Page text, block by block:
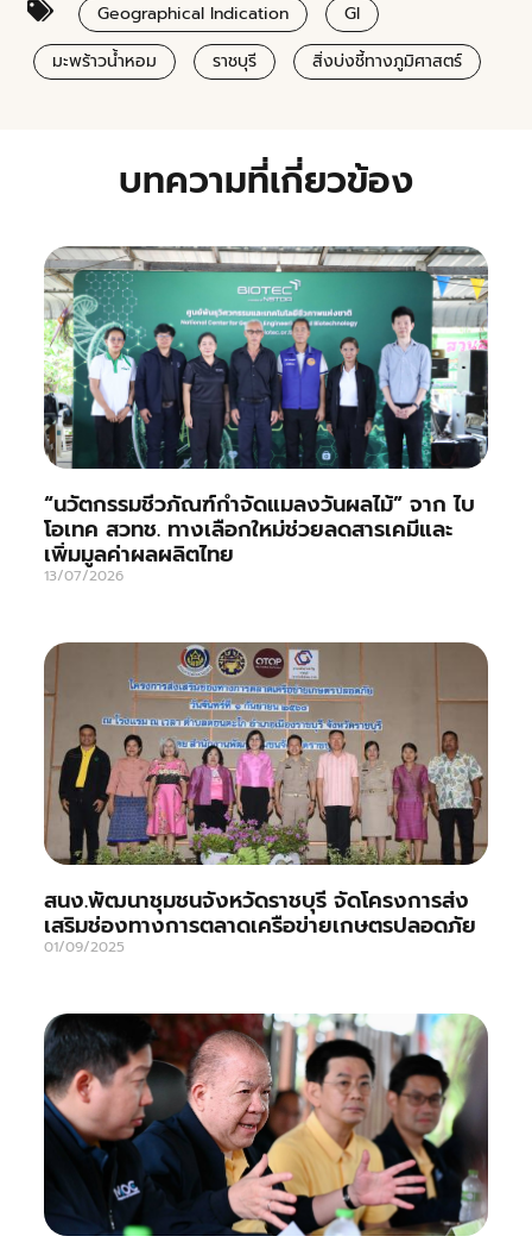
Geographical Indication
GI
มะพร้าวน้ำหอม
ราชบุรี สิ่งบ่งชี้ทางภูมิศาสตร์
บทความที่เกี่ยวข้อง
“นวัตกรรมชีวภัณฑ์กำจัดแมลงวันผลไม้” จาก ไบ
โอเทค สวทช. ทางเลือกใหม่ช่วยลดสารเคมีและ
เพิ่มมูลค่าผลผลิตไทย
13/07/2026
สนง.พัฒนาชุมชนจังหวัดราชบุรี จัดโครงการส่ง
เสริมช่องทางการตลาดเครือข่ายเกษตรปลอดภัย
01/09/2025